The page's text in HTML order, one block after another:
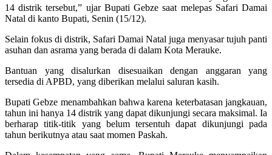
14 distrik tersebut,” ujar Bupati Gebze saat melepas Safari Damai
Natal di kanto Bupati, Senin (15/12).
Selain fokus di distrik, Safari Damai Natal juga menyasar tujuh panti
asuhan dan asrama yang berada di dalam Kota Merauke.
Bantuan yang disalurkan disesuaikan dengan anggaran yang
tersedia di APBD, yang diberikan melalui saluran kasih.
Bupati Gebze menambahkan bahwa karena keterbatasan jangkauan,
tahun ini hanya 14 distrik yang dapat dikunjungi secara maksimal. Ia
berharap titik-titik yang belum tersentuh dapat dikunjungi pada
tahun berikutnya atau saat momen Paskah.